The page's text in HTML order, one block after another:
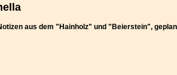
aus dem "Hainholz" und "Beierstein",